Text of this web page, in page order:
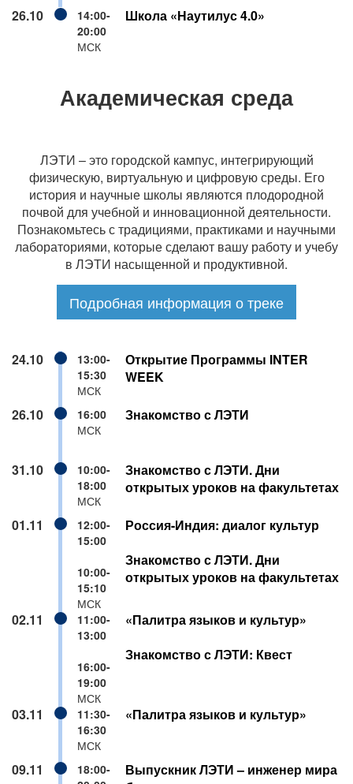
26.10
14:00-
20:00
МСК
Школа «Наутилус 4.0»
Академическая среда
ЛЭТИ – это городской кампус, интегрирующий
физическую, виртуальную и цифровую среды. Его
история и научные школы являются плодородной
почвой для учебной и инновационной деятельности.
Познакомьтесь с традициями, практиками и научными
лабораториями, которые сделают вашу работу и учебу
в ЛЭТИ насыщенной и продуктивной.
Подробная информация о треке
24.10
13:00-
15:30
МСК
Открытие Программы INTER
WEEK
26.10
16:00
МСК
Знакомство с ЛЭТИ
31.10
10:00-
18:00
МСК
Знакомство с ЛЭТИ. Дни
открытых уроков на факультетах
01.11
12:00-
15:00
10:00-
15:10
МСК
Россия-Индия: диалог культур
Знакомство с ЛЭТИ. Дни
открытых уроков на факультетах
02.11
11:00-
13:00
16:00-
19:00
МСК
«Палитра языков и культур»
Знакомство с ЛЭТИ: Квест
03.11
11:30-
16:30
МСК
«Палитра языков и культур»
09.11
18:00-
Выпускник ЛЭТИ – инженер мира